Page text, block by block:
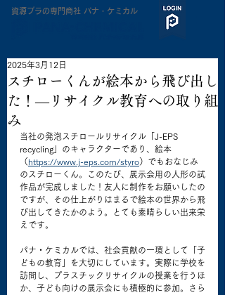
​資源プラの専門商社 パナ・ケミカル
スチローくんが絵本から飛び出し
た！—リサイクル教育への取り組
み
2025年3月12日
当社の発泡スチロールリサイクル「J-EPS
recycling」のキャラクターであり、絵本
（ https://www.j-eps.com/styro）でもおなじみ
のスチローくん。このたび、展示会用の人形の試
作品が完成しました！友人に制作をお願いしたの
ですが、その仕上がりはまるで絵本の世界から飛
び出してきたかのよう。とても素晴らしい出来栄
えです。
パナ・ケミカルでは、社会貢献の一環として「子
どもの教育」を大切にしています。実際に学校を
訪問し、プラスチックリサイクルの授業を行うほ
か、子ども向けの展示会にも積極的に参加。さら